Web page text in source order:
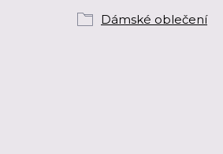
Dámské oblečení